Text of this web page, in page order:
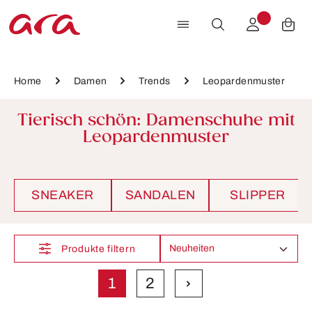
Zum Hauptinhalt springen
Home Damen Trends Leopardenmuster
Tierisch schön: Damenschuhe mit
Leopardenmuster
SNEAKER SANDALEN SLIPPER
Seite
1 Seite
2
Produkte filtern